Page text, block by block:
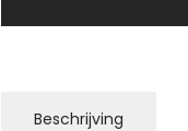
Beschrijving